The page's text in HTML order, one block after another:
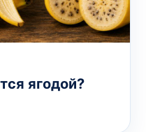
ягодой?